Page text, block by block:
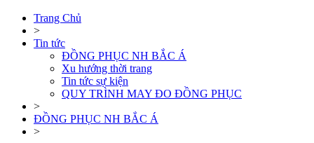
Trang Chủ
>
Tin tức
ĐỒNG PHỤC NH BẮC Á
Xu hướng thời trang
Tin tức sự kiện
QUY TRÌNH MAY ĐO ĐỒNG PHỤC
>
ĐỒNG PHỤC NH BẮC Á
>